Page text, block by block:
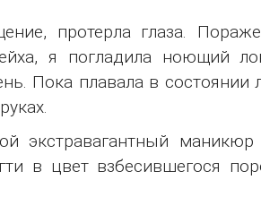
протерла глаза.
я погладила ноющий
Пока плавала в состоянии
экстравагантный
в цвет взбесившегося